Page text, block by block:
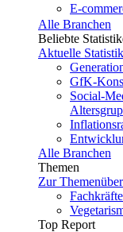
E-
Alle Branchen
Beliebte
Aktuelle
GfK-
Social-
Alle Branchen
Themen
Zur
Top Report